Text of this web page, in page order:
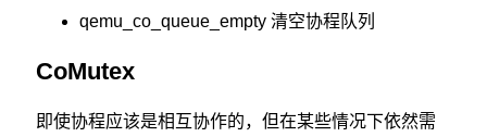
qemu_co_queue_empty 清空协程队列
CoMutex
即使协程应该是相互协作的，但在某些情况下依然需